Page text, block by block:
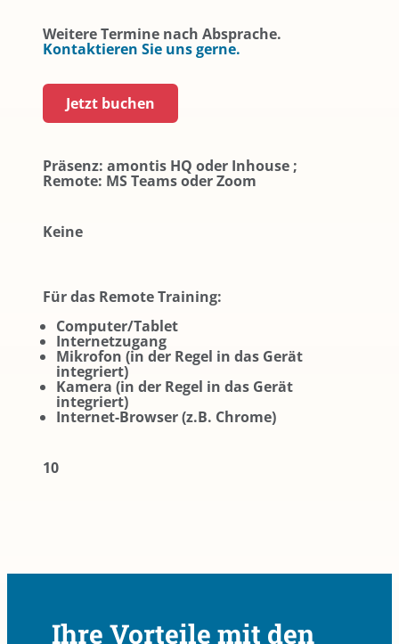
Weitere Termine nach Absprache.
Kontaktieren Sie uns gerne.
Jetzt buchen
Präsenz: amontis HQ oder Inhouse ;
Remote: MS Teams oder Zoom
Keine
Für das Remote Training:
Computer/Tablet
Internetzugang
Mikrofon (in der Regel in das Gerät
integriert)
Kamera (in der Regel in das Gerät
integriert)
Internet-Browser (z.B. Chrome)
10
Ihre Vorteile mit den